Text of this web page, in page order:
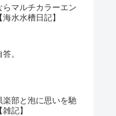
らマルチカラーエン
海水水槽日記】
。
楽部と泡に思いを馳
記】